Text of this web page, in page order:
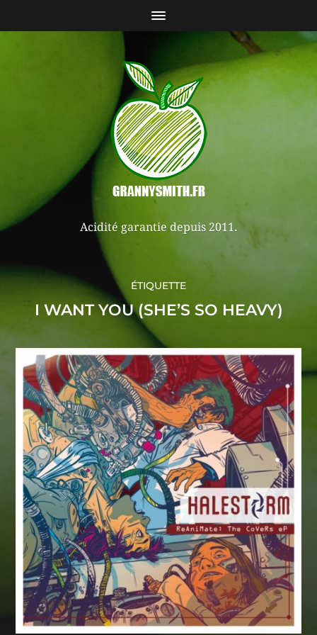
Acidité garantie depuis 2011.
ÉTIQUETTE
I WANT YOU (SHE’S SO HEAVY)